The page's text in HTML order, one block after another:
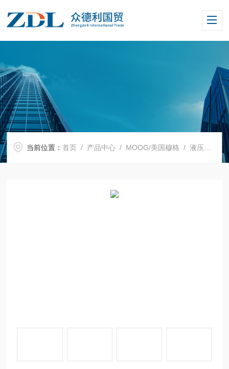
当前位置：首页 / 产品中心 / MOOG/美国穆格 /液压伺服阀